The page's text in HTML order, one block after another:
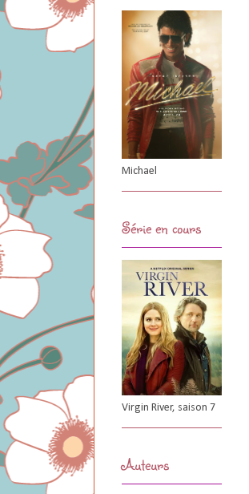
Michael
Série en cours
Virgin River, saison 7
Auteurs